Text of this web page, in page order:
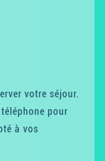
votre séjour.
pour
à vos